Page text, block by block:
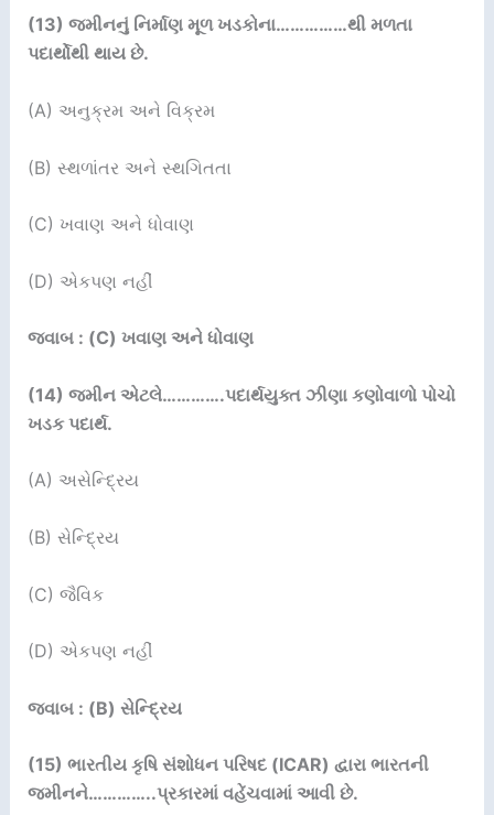
(13) જમીનનું નિર્માણ મૂળ ખડકોના……………થી મળતા
પદાર્થોથી થાય છે.
(A) અનુક્રમ અને વિક્રમ
(B) સ્થળાંતર અને સ્થગિતતા
(C) ખવાણ અને ધોવાણ
(D) એકપણ નહીં
જવાબ : (C) ખવાણ અને ધોવાણ
(14) જમીન એટલે………….પદાર્થયુક્ત ઝીણા કણોવાળો પોચો
ખડક પદાર્થ.
(A) અસેન્દ્રિય
(B) સેન્દ્રિય
(C) જૈવિક
(D) એકપણ નહીં
જવાબ : (B) સેન્દ્રિય
(15) ભારતીય કૃષિ સંશોધન પરિષદ (ICAR) દ્વારા ભારતની
જમીનને…………..પ્રકારમાં વહેંચવામાં આવી છે.